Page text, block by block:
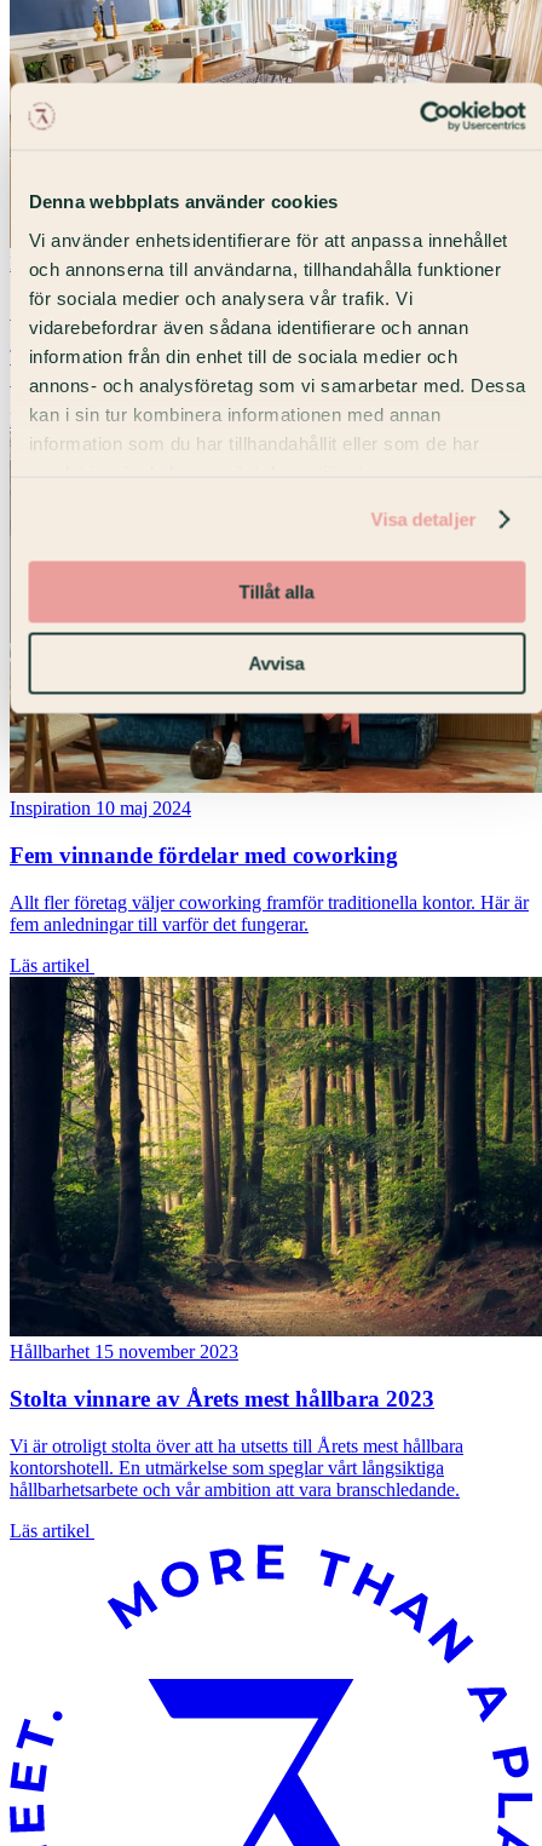
Denna webbplats använder cookies
Vi använder enhetsidentifierare för att anpassa innehållet
och annonserna till användarna, tillhandahålla funktioner
för sociala medier och analysera vår trafik. Vi
vidarebefordrar även sådana identifierare och annan
information från din enhet till de sociala medier och
annons- och analysföretag som vi samarbetar med. Dessa
kan i sin tur kombinera informationen med annan
information som du har tillhandahållit eller som de har
Visa detaljer
Tillåt alla
Avvisa
Nyheter 3 september 2024
7A i samarbete med UNICEF Sverige
Tillsammans med UNICEF Sverige kan du nu boka den Blå
Salongen - ett möte som gör skillnad.
Läs artikel
Inspiration 10 maj 2024
Fem vinnande fördelar med coworking
Allt fler företag väljer coworking framför traditionella kontor. Här är
fem anledningar till varför det fungerar.
Läs artikel
Hållbarhet 15 november 2023
Stolta vinnare av Årets mest hållbara 2023
Vi är otroligt stolta över att ha utsetts till Årets mest hållbara
kontorshotell. En utmärkelse som speglar vårt långsiktiga
hållbarhetsarbete och vår ambition att vara branschledande.
Läs artikel